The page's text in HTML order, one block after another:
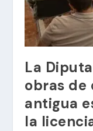
La
obras de
antigua
la